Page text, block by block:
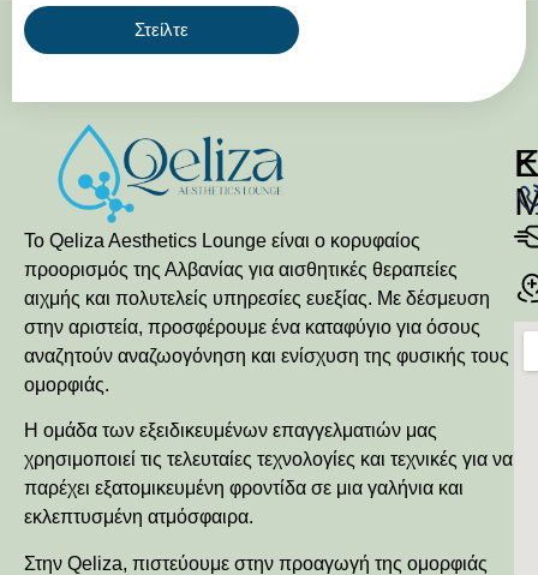
Στείλτε
Το Qeliza Aesthetics Lounge είναι ο κορυφαίος
προορισμός της Αλβανίας για αισθητικές θεραπείες
αιχμής και πολυτελείς υπηρεσίες ευεξίας. Με δέσμευση
στην αριστεία, προσφέρουμε ένα καταφύγιο για όσους
αναζητούν αναζωογόνηση και ενίσχυση της φυσικής τους
ομορφιάς.
Η ομάδα των εξειδικευμένων επαγγελματιών μας
χρησιμοποιεί τις τελευταίες τεχνολογίες και τεχνικές για να
παρέχει εξατομικευμένη φροντίδα σε μια γαλήνια και
εκλεπτυσμένη ατμόσφαιρα.
Στην Qeliza, πιστεύουμε στην προαγωγή της ομορφιάς